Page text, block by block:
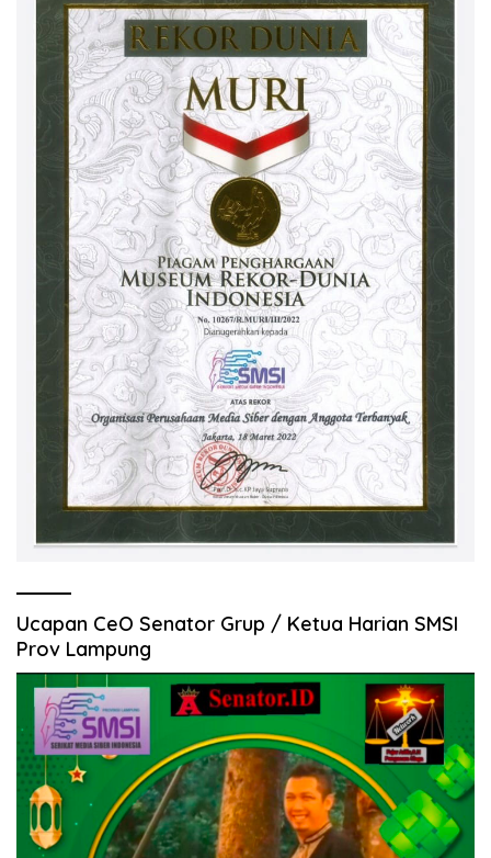
Ucapan CeO Senator Grup / Ketua Harian SMSI
Prov Lampung